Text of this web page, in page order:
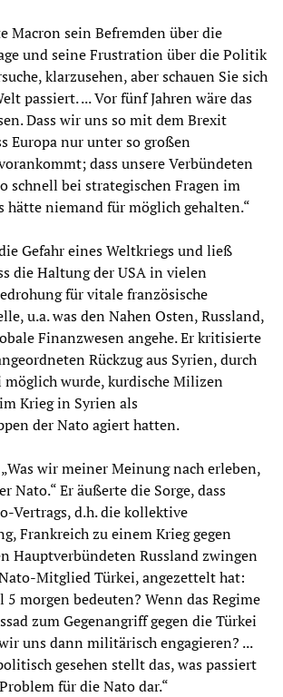
Macron sein Befremden über die
und seine Frustration über die Politik
klarzusehen, aber schauen Sie sich
passiert. ... Vor fünf Jahren wäre das
Dass wir uns so mit dem Brexit
Europa nur unter so großen
dass unsere Verbündeten
schnell bei strategischen Fragen im
hätte niemand für möglich gehalten.“
Gefahr eines Weltkriegs und ließ
die Haltung der USA in vielen
für vitale französische
u.a. was den Nahen Osten, Russland,
Finanzwesen angehe. Er kritisierte
Rückzug aus Syrien, durch
möglich wurde, kurdische Milizen
Krieg in Syrien als
der Nato agiert hatten.
wir meiner Meinung nach erleben,
Nato.“ Er äußerte die Sorge, dass
Vertrags, d.h. die kollektive
Frankreich zu einem Krieg gegen
Hauptverbündeten Russland zwingen
Mitglied Türkei, angezettelt hat:
5 morgen bedeuten? Wenn das Regime
zum Gegenangriff gegen die Türkei
uns dann militärisch engagieren? ...
gesehen stellt das, was passiert
für die Nato dar.“